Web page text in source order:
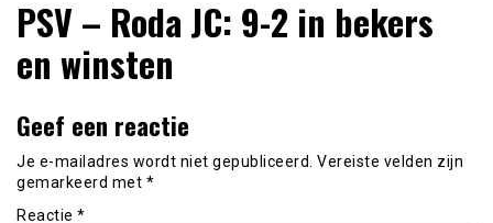
PSV – Roda JC: 9-2 in bekers
en winsten
Geef een reactie
Je e-mailadres wordt niet gepubliceerd. Vereiste velden zijn
gemarkeerd met *
Reactie *